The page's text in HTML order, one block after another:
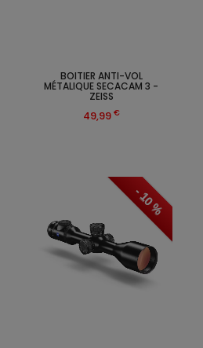
BOITIER ANTI-VOL
MÉTALIQUE SECACAM 3 -
ZEISS
49,99 €
- 10 %